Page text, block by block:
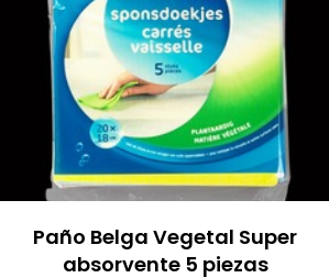
Paño Belga Vegetal Super
absorvente 5 piezas